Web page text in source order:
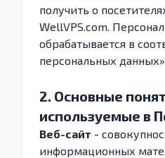
получить о
WellVPS.com.
обрабатывается в
персональных
2. Основные
используемые в
Веб-сайт -
информационных